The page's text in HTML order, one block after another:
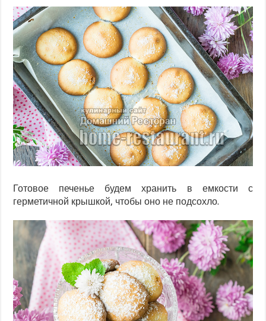
Готовое печенье будем хранить в емкости с
герметичной крышкой, чтобы оно не подсохло.